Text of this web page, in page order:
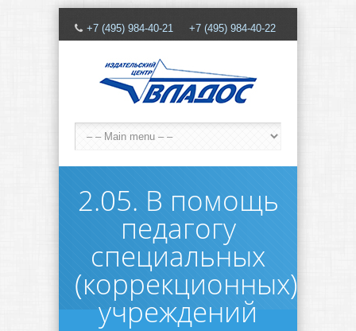
+7 (495) 984-40-21 +7 (495) 984-40-22
2.05. В помощь
педагогу
специальных
(коррекционных)
учреждений